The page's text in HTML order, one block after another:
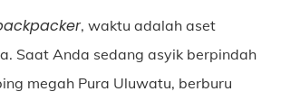
, waktu adalah aset
Saat Anda sedang asyik berpindah
megah Pura Uluwatu, berburu